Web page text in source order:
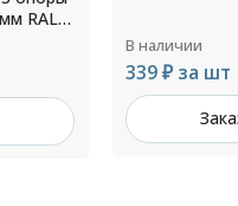
В наличии
Цена по